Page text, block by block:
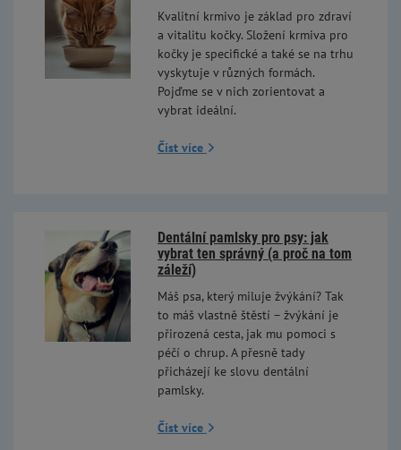
Kvalitní krmivo je základ pro zdraví
a vitalitu kočky. Složení krmiva pro
kočky je specifické a také se na trhu
vyskytuje v různých formách.
Pojďme se v nich zorientovat a
vybrat ideální.
Číst více
Dentální pamlsky pro psy: jak
vybrat ten správný (a proč na tom
záleží)
Máš psa, který miluje žvýkání? Tak
to máš vlastně štěstí – žvýkání je
přirozená cesta, jak mu pomoci s
péčí o chrup. A přesně tady
přicházejí ke slovu dentální
pamlsky.
Číst více